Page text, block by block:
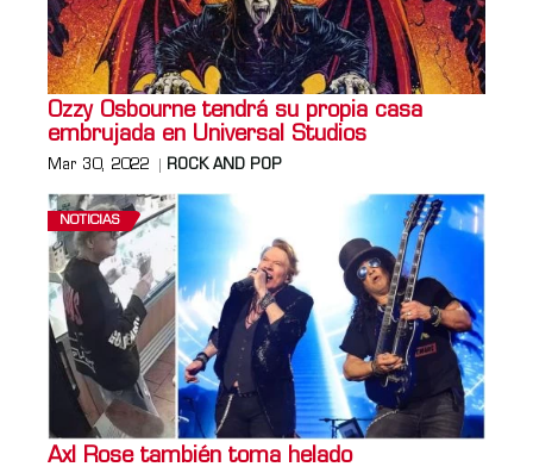
Ozzy Osbourne tendrá su propia casa
embrujada en Universal Studios
Mar 30, 2022 ROCK AND POP
NOTICIAS
Axl Rose también toma helado